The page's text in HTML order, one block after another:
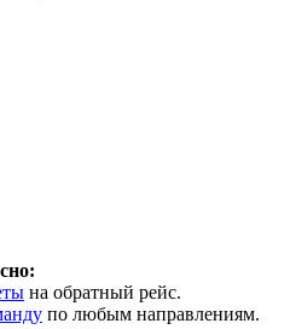
на обратный рейс.
по любым направлениям.